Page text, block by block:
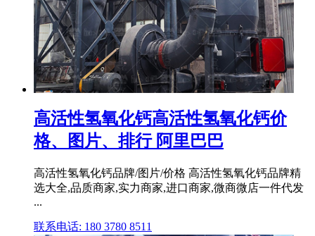
高活性氢氧化钙高活性氢氧化钙价
格、图片、排行 阿里巴巴
高活性氢氧化钙品牌/图片/价格 高活性氢氧化钙品牌精
选大全,品质商家,实力商家,进口商家,微商微店一件代发
...
联系电话: 180 3780 8511